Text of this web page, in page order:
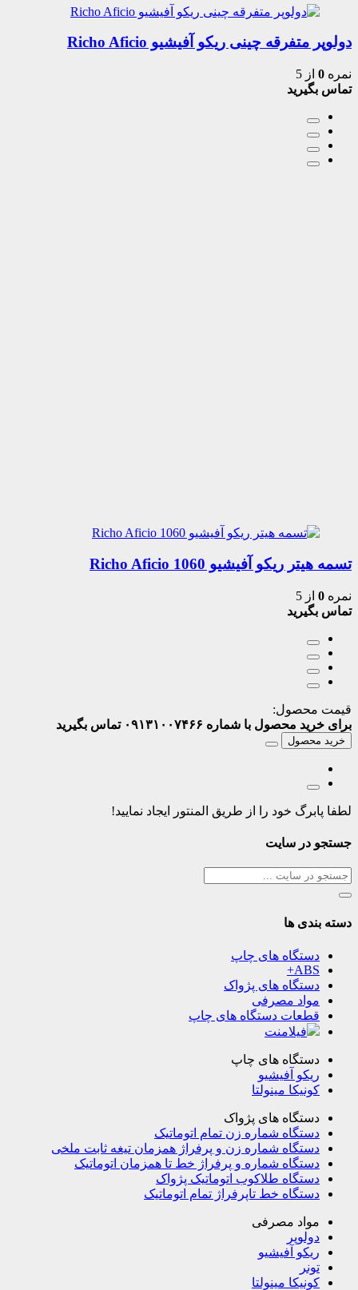
دولوپر متفرقه چینی ریکو آفیشیو Richo Aficio
نمره 0 از 5
تماس بگیرید
تسمه هیتر ریکو آفیشیو 1060 Richo Aficio
نمره 0 از 5
تماس بگیرید
قیمت محصول:
برای خرید محصول با شماره ۰۹۱۳۱۰۰۷۴۶۶ تماس بگیرید
خرید محصول
لطفا پابرگ خود را از طریق المنتور ایجاد نمایید!
جستجو در سایت
دسته بندی ها
دستگاه های چاپ
ABS+
دستگاه های پژواک
مواد مصرفی
قطعات دستگاه های چاپ
فیلامنت
دستگاه های چاپ
ریکو آفیشیو
کونیکا مینولتا
دستگاه های پژواک
دستگاه شماره زن تمام اتوماتیک
دستگاه شماره زن و پرفراژ همزمان تیغه ثابت ملخی
دستگاه شماره و پرفراژ خط تا همزمان اتوماتیک
دستگاه طلاکوب اتوماتیک پژواک
دستگاه خط تاپرفراژ تمام اتوماتیک
مواد مصرفی
دولوپر
ریکو آفیشیو
تونر
کونیکا مینولتا